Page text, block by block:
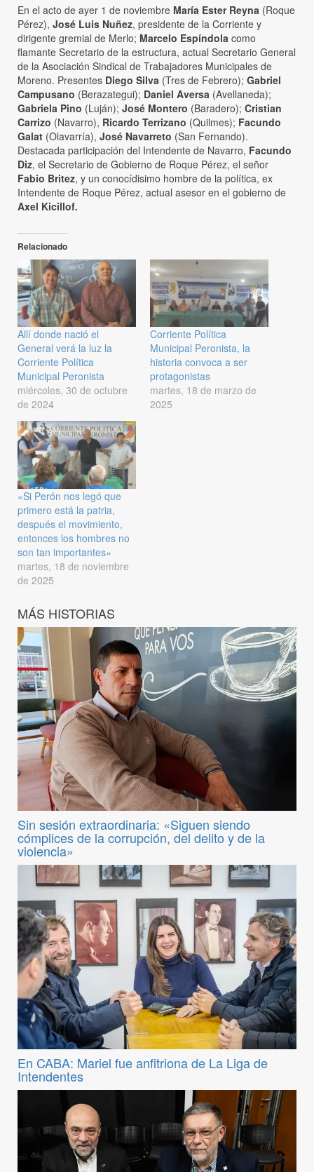
En el acto de ayer 1 de noviembre María Ester Reyna (Roque
Pérez), José Luis Nuñez, presidente de la Corriente y
dirigente gremial de Merlo; Marcelo Espíndola como
flamante Secretario de la estructura, actual Secretario General
de la Asociación Sindical de Trabajadores Municipales de
Moreno. Presentes Diego Silva (Tres de Febrero); Gabriel
Campusano (Berazategui); Daniel Aversa (Avellaneda);
Gabriela Pino (Luján); José Montero (Baradero); Cristian
Carrizo (Navarro), Ricardo Terrizano (Quilmes); Facundo
Galat (Olavarría), José Navarreto (San Fernando).
Destacada participación del Intendente de Navarro, Facundo
Diz, el Secretario de Gobierno de Roque Pérez, el señor
Fabio Britez, y un conocídisimo hombre de la política, ex
Intendente de Roque Pérez, actual asesor en el gobierno de
Axel Kicillof.
Relacionado
Allí donde nació el
General verá la luz la
Corriente Política
Municipal Peronista
miércoles, 30 de octubre
de 2024
Corriente Política
Municipal Peronista, la
historia convoca a ser
protagonistas
martes, 18 de marzo de
2025
«Si Perón nos legó que
primero está la patria,
después el movimiento,
entonces los hombres no
son tan importantes»
martes, 18 de noviembre
de 2025
MÁS HISTORIAS
Sin sesión extraordinaria: «Siguen siendo
cómplices de la corrupción, del delito y de la
violencia»
En CABA: Mariel fue anfitriona de La Liga de
Intendentes